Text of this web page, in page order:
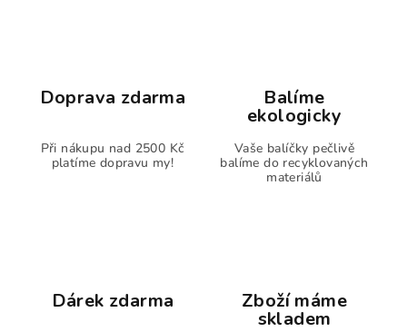
Doprava zdarma
Při nákupu nad 2500 Kč
platíme dopravu my!
Balíme
ekologicky
Vaše balíčky pečlivě
balíme do recyklovaných
materiálů
Dárek zdarma Zboží máme
skladem